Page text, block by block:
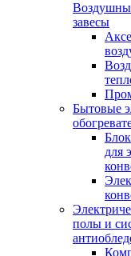
завесы
Бытовые
для
полы и